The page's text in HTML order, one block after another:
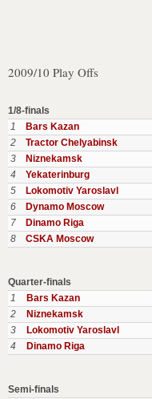
2009/10 Play Offs
1/8-finals
1
Bars Kazan
2
Tractor Chelyabinsk
3
Niznekamsk
4
Yekaterinburg
5
Lokomotiv Yaroslavl
6
Dynamo Moscow
7
Dinamo Riga
8
CSKA Moscow
Quarter-finals
1
Bars Kazan
2
Niznekamsk
3
Lokomotiv Yaroslavl
4
Dinamo Riga
Semi-finals